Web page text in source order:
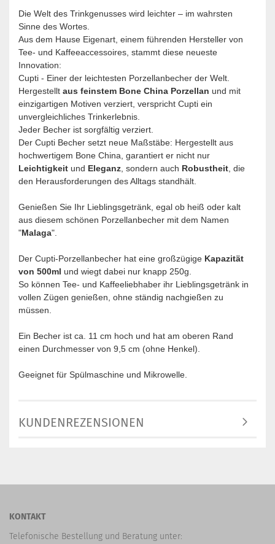
Die Welt des Trinkgenusses wird leichter – im wahrsten
Sinne des Wortes.
Aus dem Hause Eigenart, einem führenden Hersteller von
Tee- und Kaffeeaccessoires, stammt diese neueste
Innovation:
Cupti - Einer der leichtesten Porzellanbecher der Welt.
Hergestellt aus feinstem Bone China Porzellan und mit
einzigartigen Motiven verziert, verspricht Cupti ein
unvergleichliches Trinkerlebnis.
Jeder Becher ist sorgfältig verziert.
Der Cupti Becher setzt neue Maßstäbe: Hergestellt aus
hochwertigem Bone China, garantiert er nicht nur
Leichtigkeit und Eleganz, sondern auch Robustheit, die
den Herausforderungen des Alltags standhält.
Genießen Sie Ihr Lieblingsgetränk, egal ob heiß oder kalt
aus diesem schönen Porzellanbecher mit dem Namen
"Malaga".
Der Cupti-Porzellanbecher hat eine großzügige Kapazität
von 500ml und wiegt dabei nur knapp 250g.
So können Tee- und Kaffeeliebhaber ihr Lieblingsgetränk in
vollen Zügen genießen, ohne ständig nachgießen zu
müssen.
Ein Becher ist ca. 11 cm hoch und hat am oberen Rand
einen Durchmesser von 9,5 cm (ohne Henkel).
Geeignet für Spülmaschine und Mikrowelle.
KUNDENREZENSIONEN
KONTAKT
Telefonische Bestellung und Beratung unter: